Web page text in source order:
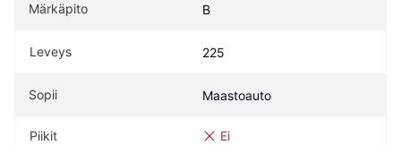
Märkäpito B
Leveys 225
Sopii Maastoauto
Piikit Ei